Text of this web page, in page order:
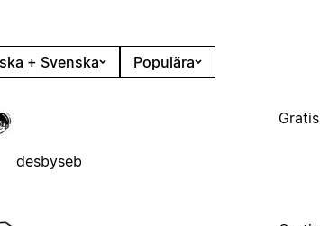
+ Svenska Populära
desbyseb
Gratis